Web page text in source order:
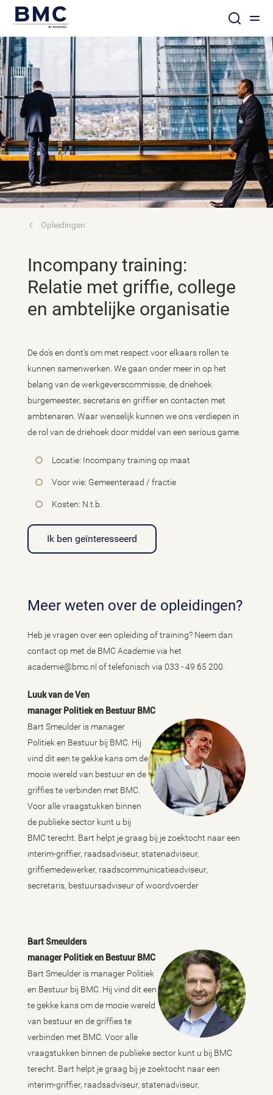
Opleidingen
Incompany training:
Relatie met griffie, college
en ambtelijke organisatie
De do’s en dont’s om met respect voor elkaars rollen te
kunnen samenwerken. We gaan onder meer in op het
belang van de werkgeverscommissie, de driehoek
burgemeester, secretaris en griffier en contacten met
ambtenaren. Waar wenselijk kunnen we ons verdiepen in
de rol van de driehoek door middel van een serious game.
Locatie: Incompany training op maat
Voor wie: Gemeenteraad / fractie
Kosten: N.t.b.
Ik ben geïnteresseerd
Meer weten over de opleidingen?
Heb je vragen over een opleiding of training? Neem dan
contact op met de BMC Academie via het
academie@bmc.nl of telefonisch via 033 - 49 65 200.
Luuk van de Ven
manager Politiek en Bestuur BMC
Bart Smeulder is manager
Politiek en Bestuur bij BMC. Hij
vind dit een te gekke kans om de
mooie wereld van bestuur en de
griffies te verbinden met BMC.
Voor alle vraagstukken binnen
de publieke sector kunt u bij
BMC terecht. Bart helpt je graag bij je zoektocht naar een
interim-griffier, raadsadviseur, statenadviseur,
griffiemedewerker, raadscommunicatieadviseur,
secretaris, bestuursadviseur of woordvoerder
Bart Smeulders
manager Politiek en Bestuur BMC
Bart Smeulder is manager Politiek
en Bestuur bij BMC. Hij vind dit een
te gekke kans om de mooie wereld
van bestuur en de griffies te
verbinden met BMC. Voor alle
vraagstukken binnen de publieke sector kunt u bij BMC
terecht. Bart helpt je graag bij je zoektocht naar een
interim-griffier, raadsadviseur, statenadviseur,